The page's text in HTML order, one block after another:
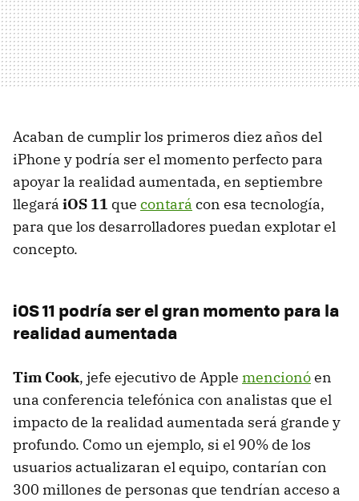
Acaban de cumplir los primeros diez años del
iPhone y podría ser el momento perfecto para
apoyar la realidad aumentada, en septiembre
llegará iOS 11 que contará con esa tecnología,
para que los desarrolladores puedan explotar el
concepto.
iOS 11 podría ser el gran momento para la
realidad aumentada
Tim Cook, jefe ejecutivo de Apple mencionóen
una conferencia telefónica con analistas que el
impacto de la realidad aumentada será grande y
profundo. Como un ejemplo, si el 90% de los
usuarios actualizaran el equipo, contarían con
300 millones de personas que tendrían acceso a